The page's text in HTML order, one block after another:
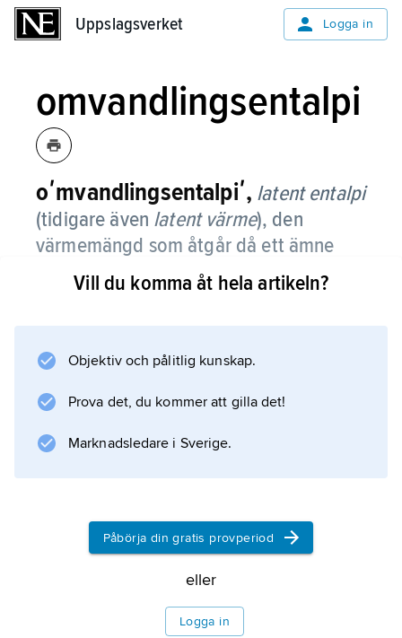
Uppslagsverket Logga in
omvandlingsentalpi
oʹmvandlingsentalpiʹ, latent entalpi
(tidigare även latent värme), den
värmemängd som åtgår då ett ämne
smälter eller förångas vid konstant
temperatur och tryck.
kondensering) frigörs samma värmemängd.
Information om artikeln
Vill du komma åt hela artikeln?
Objektiv och pålitlig kunskap.
Prova det, du kommer att gilla det!
Marknadsledare i Sverige.
Påbörja din gratis provperiod
eller
Logga in